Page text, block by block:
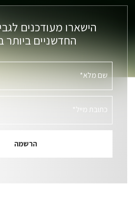
הישארו מעודכנים
החדשניים ביותר
שם מלא*
כתובת מייל*